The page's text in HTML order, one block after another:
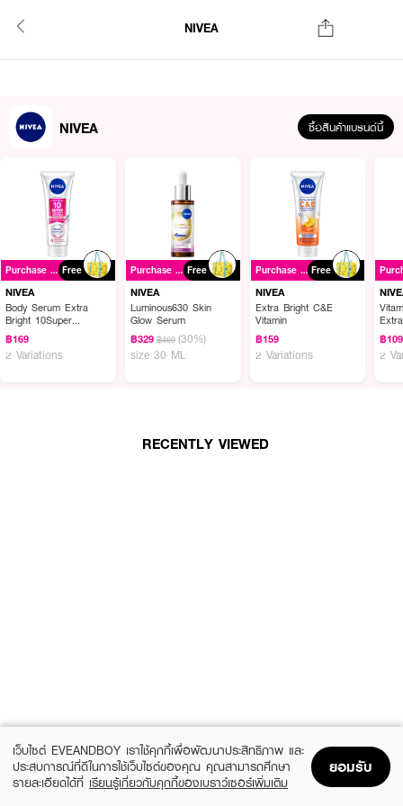
NIVEA
NIVEA ซื้อสินค้าแบรนด์นี้
Purchase ฿399+ Free
NIVEA
Body Serum Extra
Bright 10Super
Vitamins & Skin Foods
Glow Perfection
฿169
2 Variations
Purchase ฿399+ Free
NIVEA
Luminous630 Skin
Glow Serum
฿329 ฿469 (30%)
size 30 ML
Purchase ฿399+ Free
NIVEA
Extra Bright C&E
Vitamin
฿159
2 Variations
฿109
2
RECENTLY VIEWED
เว็บไซต์ EVEANDBOY เราใช้คุกกี้เพื่อพัฒนาประสิทธิภาพ และ
ประสบการณ์ที่ดีในการใช้เว็บไซต์ของคุณ คุณสามารถศึกษา
รายละเอียดได้ที่ เรียนรู้เกี่ยวกับคุกกี้ของเบราว์เซอร์เพิ่มเติม
ยอมรับ